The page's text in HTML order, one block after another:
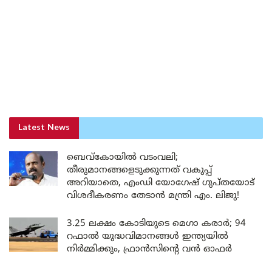
Latest News
ബെവ്കോയിൽ വടംവലി;
തീരുമാനങ്ങളെടുക്കുന്നത് വകുപ്പ്
അറിയാതെ, എംഡി യോഗേഷ് ഗുപ്തയോട്
വിശദീകരണം തേടാൻ മന്ത്രി എം. ലിജു!
3.25 ലക്ഷം കോടിയുടെ മെഗാ കരാർ; 94
റഫാൽ യുദ്ധവിമാനങ്ങൾ ഇന്ത്യയിൽ
നിർമ്മിക്കും, ഫ്രാൻസിന്റെ വൻ ഓഫർ